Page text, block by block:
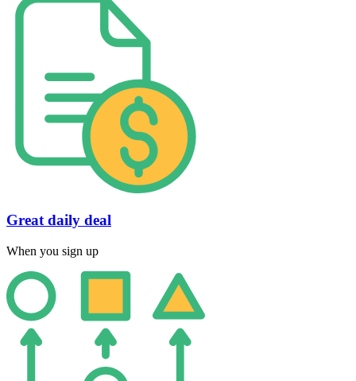
Great daily deal
When you sign up